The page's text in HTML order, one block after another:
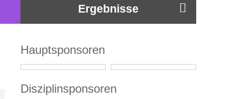
Ergebnisse
Hauptsponsoren
Disziplinsponsoren